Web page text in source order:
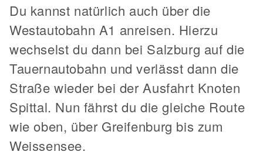
Du kannst natürlich auch über die
Westautobahn A1 anreisen. Hierzu
wechselst du dann bei Salzburg auf die
Tauernautobahn und verlässt dann die
Straße wieder bei der Ausfahrt Knoten
Spittal. Nun fährst du die gleiche Route
wie oben, über Greifenburg bis zum
Weissensee.